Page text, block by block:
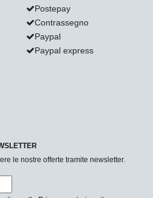
Postepay
Contrassegno
Paypal
Paypal express
le nostre offerte tramite newsletter.